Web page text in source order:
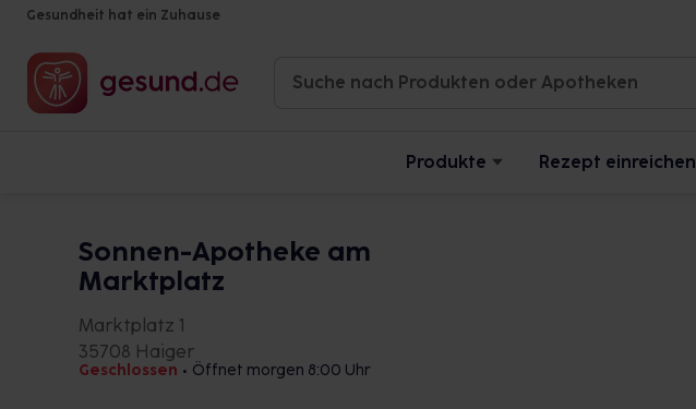
Gesundheit hat ein Zuhause
Produkte Rezept einreichen
Sonnen-Apotheke am
Marktplatz
Marktplatz 1
35708 Haiger
Geschlossen • Öffnet morgen 8:00 Uhr